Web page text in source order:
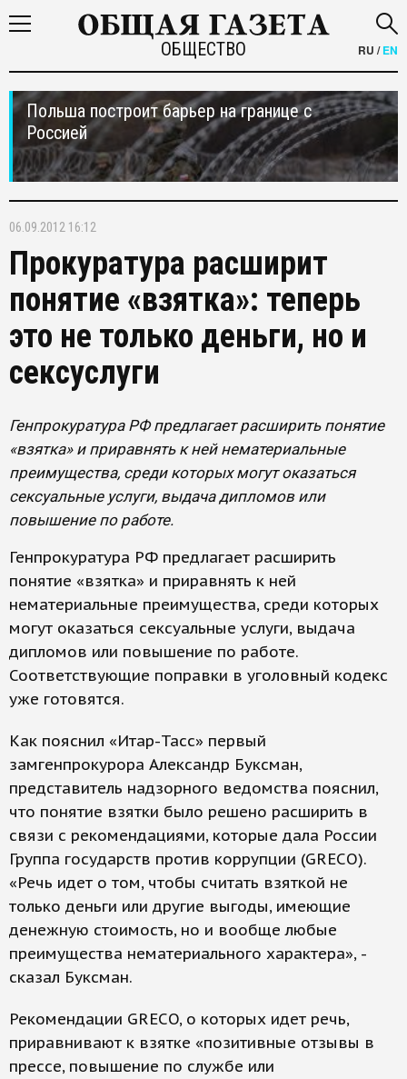
ОБЩЕСТВО RU /EN
Польша построит барьер на границе с
Россией
06.09.2012 16:12
Прокуратура расширит
понятие «взятка»: теперь
это не только деньги, но и
сексуслуги
Генпрокуратура РФ предлагает расширить понятие
«взятка» и приравнять к ней нематериальные
преимущества, среди которых могут оказаться
сексуальные услуги, выдача дипломов или
повышение по работе.
Генпрокуратура РФ предлагает расширить
понятие «взятка» и приравнять к ней
нематериальные преимущества, среди которых
могут оказаться сексуальные услуги, выдача
дипломов или повышение по работе.
Соответствующие поправки в уголовный кодекс
уже готовятся.
Как пояснил «Итар-Тасс» первый
замгенпрокурора Александр Буксман,
представитель надзорного ведомства пояснил,
что понятие взятки было решено расширить в
связи с рекомендациями, которые дала России
Группа государств против коррупции (GRECO).
«Речь идет о том, чтобы считать взяткой не
только деньги или другие выгоды, имеющие
денежную стоимость, но и вообще любые
преимущества нематериального характера», -
сказал Буксман.
Рекомендации GRECO, о которых идет речь,
приравнивают к взятке «позитивные отзывы в
прессе, повышение по службе или